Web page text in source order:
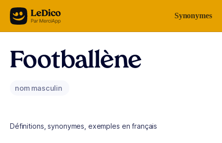
Aller au contenu Synonymes
Footballène
nom masculin
Définitions, synonymes, exemples en français